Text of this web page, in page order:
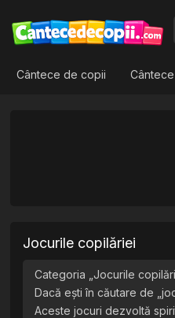
Cântece de copii
Jocurile copilăriei
Categoria „Jocurile
Dacă ești în căutare de
Aceste jocuri dezvoltă